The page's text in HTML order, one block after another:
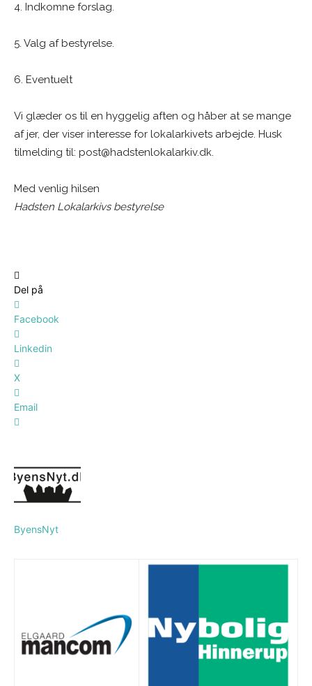
4. Indkomne forslag.
5. Valg af bestyrelse.
6. Eventuelt
Vi glæder os til en hyggelig aften og håber at se mange
af jer, der viser interesse for lokalarkivets arbejde. Husk
tilmelding til: post@hadstenlokalarkiv.dk.
Med venlig hilsen
Hadsten Lokalarkivs bestyrelse
Del på
Facebook
Linkedin
X
Email
ByensNyt